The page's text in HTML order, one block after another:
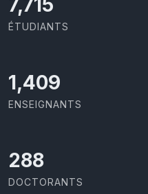
9,875
ÉTUDIANTS
1,804
ENSEIGNANTS
368
DOCTORANTS